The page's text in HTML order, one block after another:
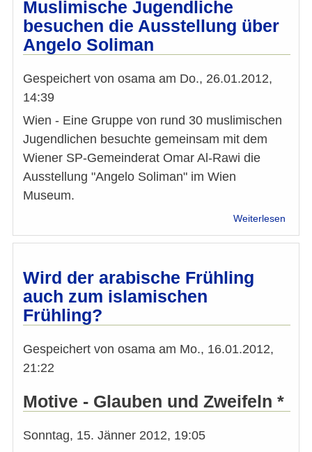
Muslimische Jugendliche
besuchen die Ausstellung über
Angelo Soliman
Gespeichert von osama am Do., 26.01.2012,
14:39
Wien - Eine Gruppe von rund 30 muslimischen
Jugendlichen besuchte gemeinsam mit dem
Wiener SP-Gemeinderat Omar Al-Rawi die
Ausstellung "Angelo Soliman" im Wien
Museum.
Weiterlesen
Wird der arabische Frühling
auch zum islamischen
Frühling?
Gespeichert von osama am Mo., 16.01.2012,
21:22
Motive - Glauben und Zweifeln *
Sonntag, 15. Jänner 2012, 19:05